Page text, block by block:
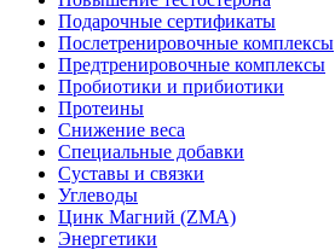
Подарочные сертификаты
Послетренировочные комплексы
Предтренировочные комплексы
Пробиотики и прибиотики
Протеины
Снижение веса
Специальные добавки
Суставы и связки
Углеводы
Цинк Магний (ZMA)
Энергетики